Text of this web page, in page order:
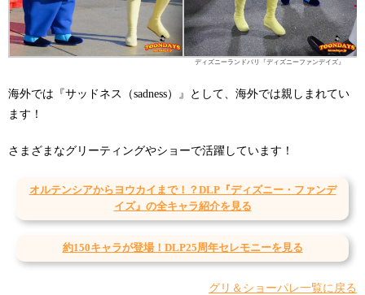
ディズニーランドパリ『ディズニーファンデイズ』
海外では『サッドネス（sadness）』として、海外では親しまれてい
ます！
さまざまなグリーティングやショーで活躍しています！
オルテンシアからヨウカイまで！？DLP『ディズニー・ファンデ
イズ』の全キャラ紹介を見る
約150キャラが登場！DLP25周年セレモニーを見る
グリ＆ショーパレ一覧に戻る